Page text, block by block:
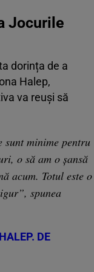
Jocurile
dorința de a
Halep,
va reuși să
sunt minime pentru
o să am o șansă
acum. Totul este o
spunea
DE